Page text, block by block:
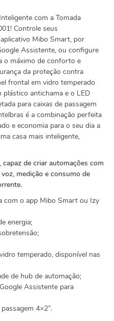
com a Tomada
Controle seus
Mibo Smart, por
Assistente, ou configure
o máximo de conforto e
da proteção contra
frontal em vidro temperado
antichama e o LED
para caixas de passagem
é a combinação perfeita
e economia para o seu dia a
casa mais inteligente,
de criar automações com
medição e consumo de
com o app Mibo Smart ou Izy
energia;
temperado, disponível nas
de hub de automação;
Assistente para
4×2”.